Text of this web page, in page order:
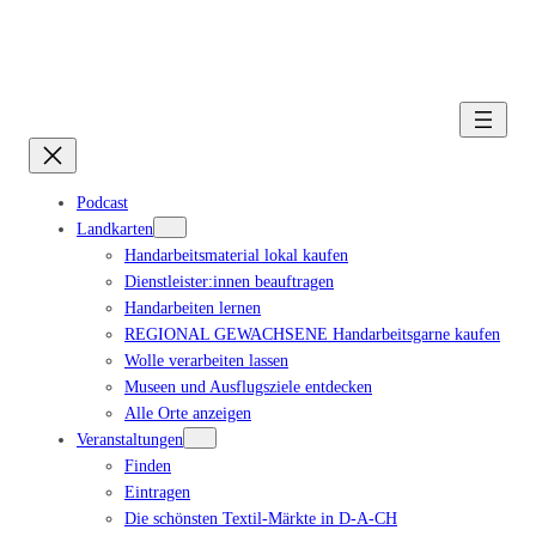
Podcast
Landkarten
Handarbeitsmaterial lokal kaufen
Dienstleister:innen beauftragen
Handarbeiten lernen
REGIONAL GEWACHSENE Handarbeitsgarne kaufen
Wolle verarbeiten lassen
Museen und Ausflugsziele entdecken
Alle Orte anzeigen
Veranstaltungen
Finden
Eintragen
Die schönsten Textil-Märkte in D-A-CH